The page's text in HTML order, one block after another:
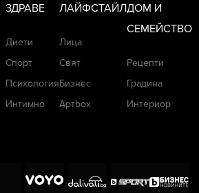
ЗДРАВЕ
Диети
Спорт
Психология
Интимно
ЛАЙФСТАЙЛ
Лица
Свят
Бизнес
Артbox
ДОМ И
СЕМЕЙСТВО
Рецепти
Градина
Интериор